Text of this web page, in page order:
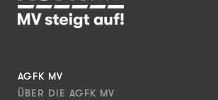
AGFK MV
ÜBER DIE AGFK MV